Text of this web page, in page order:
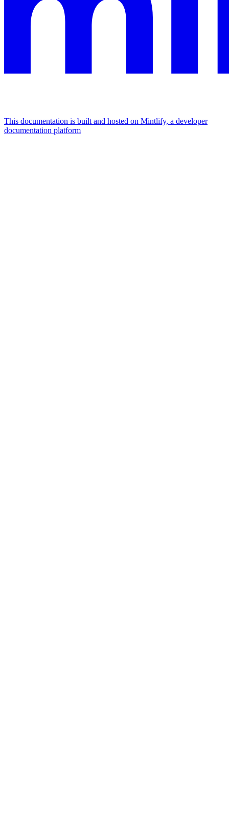
This documentation is built and hosted on Mintlify, a developer
documentation platform